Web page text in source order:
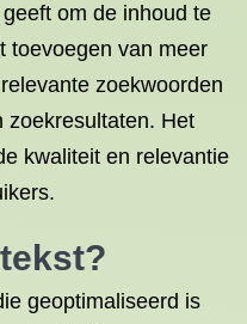
om de inhoud te
toevoegen van meer
zoekwoorden
zoekresultaten. Het
kwaliteit en relevantie
geoptimaliseerd is